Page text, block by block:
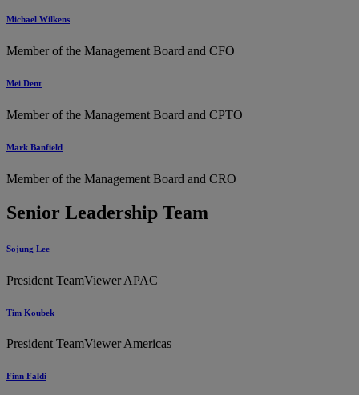
Michael Wilkens
Member of the Management Board and CFO
Mei Dent
Member of the Management Board and CPTO
Mark Banfield
Member of the Management Board and CRO
Senior Leadership Team
Sojung Lee
President TeamViewer APAC
Tim Koubek
President TeamViewer Americas
Finn Faldi